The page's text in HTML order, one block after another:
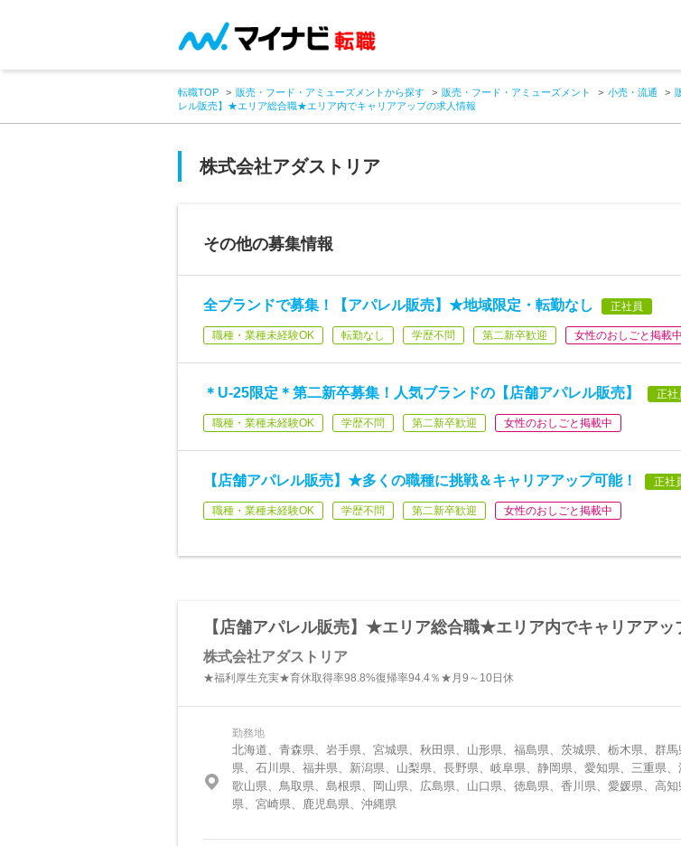
転職TOP 販売・フード・アミューズメントから探す 販売・フード・アミューズメント 小売・流通
レル販売】★エリア総合職★エリア内でキャリアアップの求人情報
株式会社アダストリア
その他の募集情報
全ブランドで募集！【アパレル販売】★地域限定・転勤なし 正社員
職種・業種未経験OK 転勤なし 学歴不問 第二新卒歓迎 女性のおしごと掲載中
＊U-25限定＊第二新卒募集！人気ブランドの【店舗アパレル販売】 正社
職種・業種未経験OK 学歴不問 第二新卒歓迎 女性のおしごと掲載中
【店舗アパレル販売】★多くの職種に挑戦＆キャリアアップ可能！ 正社
職種・業種未経験OK 学歴不問 第二新卒歓迎 女性のおしごと掲載中
【店舗アパレル販売】★エリア総合職★エリア内でキャリアアッ
株式会社アダストリア
★福利厚生充実★育休取得率98.8%復帰率94.4％★月9～10日休
勤務地
北海道、青森県、岩手県、宮城県、秋田県、山形県、福島県、茨城県、栃木県、群
県、石川県、福井県、新潟県、山梨県、長野県、岐阜県、静岡県、愛知県、三重県
歌山県、鳥取県、島根県、岡山県、広島県、山口県、徳島県、香川県、愛媛県、高
県、宮崎県、鹿児島県、沖縄県